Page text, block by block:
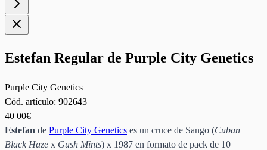
Estefan Regular de Purple City Genetics
Purple City Genetics
Cód. artículo: 902643
40 00€
Estefan de Purple City Genetics es un cruce de Sango (Cuban
Black Haze x Gush Mints) x 1987 en formato de pack de 10